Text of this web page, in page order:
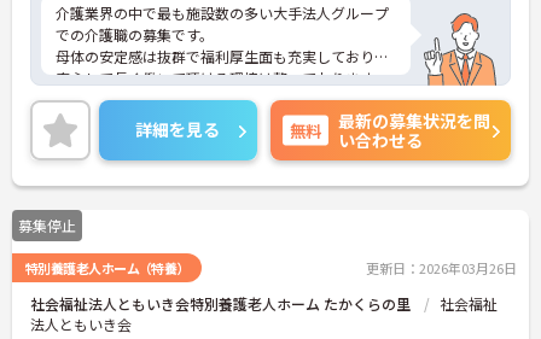
介護業界の中で最も施設数の多い大手法人グループ
での介護職の募集です。
母体の安定感は抜群で福利厚生面も充実しており、
安心して長く働いて頂ける環境は整っております。
また、経験に自信のない方でも、研修制度やサポー
ト体制が整っているので安心してご就業いただけま
す。
ご興味のある方はぜひお気軽にお問い合わせくださ
い。
詳細を見る 無料
最新の募集状況を問
い合わせる
募集停止
特別養護老人ホーム（特養） 更新日：2026年03月26日
社会福祉法人ともいき会特別養護老人ホーム たかくらの里
社会福祉
法人ともいき会